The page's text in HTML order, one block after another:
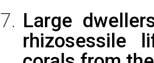
Large
rhizosessile